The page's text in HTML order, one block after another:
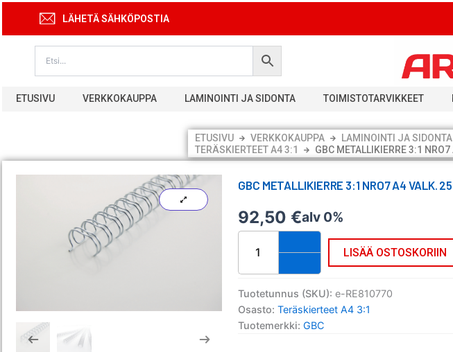
sisältöön
LÄHETÄ SÄHKÖPOSTIA
ETUSIVU VERKKOKAUPPA LAMINOINTI JA SIDONTA TOIMISTOTARVIKKEET
ETUSIVU VERKKOKAUPPA LAMINOINTI JA SIDONTA
TERÄSKIERTEET A4 3:1
GBC METALLIKIERRE 3:1
GBC METALLIKIERRE 3:1 NRO7 A4 VALK.
92,50€alv 0%
GBC
metallikierre
Nro7
A4
valk.
250
LISÄÄ OSTOSKORIIN
Tuotetunnus (SKU):e-RE810770
Osasto:Teräskierteet A4 3:1
Tuotemerkki:GBC